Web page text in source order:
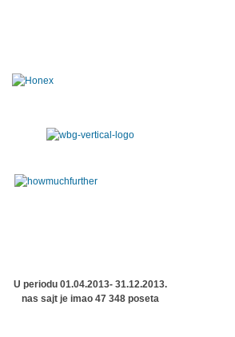
U periodu 01.04.2013- 31.12.2013.
nas sajt je imao 47 348 poseta